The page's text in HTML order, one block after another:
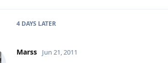
4 DAYS LATER
Marss Jun 21, 2011